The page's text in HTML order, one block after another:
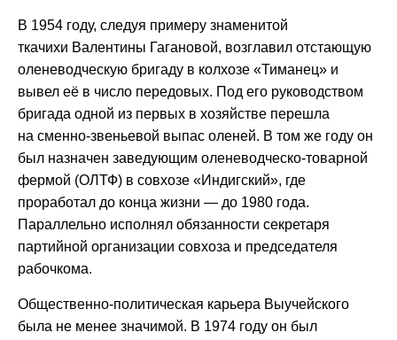
В 1954 году, следуя примеру знаменитой
ткачихи Валентины Гагановой, возглавил отстающую
оленеводческую бригаду в колхозе «Тиманец» и
вывел её в число передовых. Под его руководством
бригада одной из первых в хозяйстве перешла
на сменно-звеньевой выпас оленей. В том же году он
был назначен заведующим оленеводческо-товарной
фермой (ОЛТФ) в совхозе «Индигский», где
проработал до конца жизни — до 1980 года.
Параллельно исполнял обязанности секретаря
партийной организации совхоза и председателя
рабочкома.
Общественно-политическая карьера Выучейского
была не менее значимой. В 1974 году он был